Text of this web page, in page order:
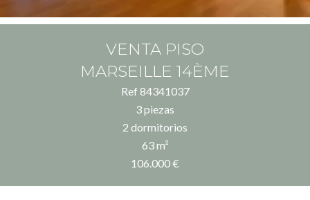
VENTA PISO
MARSEILLE 14ÈME
Ref 84341037
3 piezas
2 dormitorios
63 m²
106.000 €